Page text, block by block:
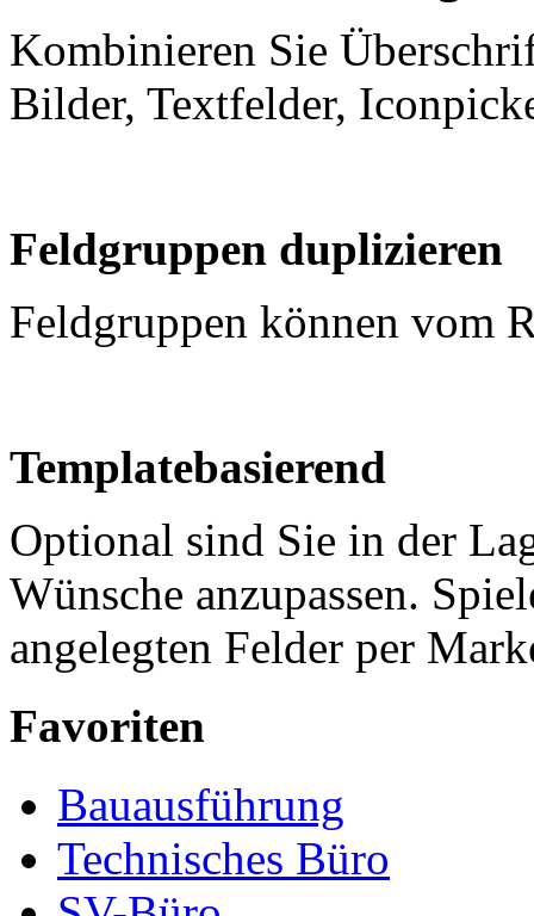
Kombinieren Sie
Bilder, Textfelder,
Feldgruppen duplizieren
Feldgruppen können vom
Templatebasierend
Optional sind Sie in der
Wünsche anzupassen.
angelegten Felder per
Favoriten
Bauausführung
Technisches Büro